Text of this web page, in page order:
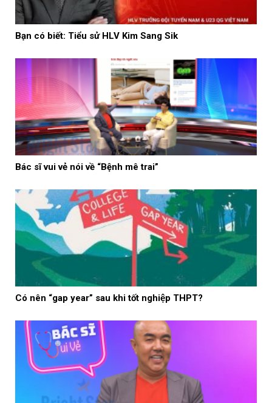
Bạn có biết: Tiểu sử HLV Kim Sang Sik
Bác sĩ vui vẻ nói về “Bệnh mê trai”
Có nên “gap year” sau khi tốt nghiệp THPT?